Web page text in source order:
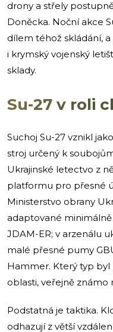
drony a střely
Doněcka. Noční akce
dílem téhož skládání,
i krymský vojenský
sklady.
Su-27 v roli
Suchoj Su-27 vznikl
stroj určený k
Ukrajinské letectvo z
platformu pro přesné
Ministerstvo obrany
adaptované
JDAM-ER; v arzenálu
malé přesné pumy
Hammer. Který typ
oblasti, veřejně známo
Podstatná je taktika.
odhazují z větší